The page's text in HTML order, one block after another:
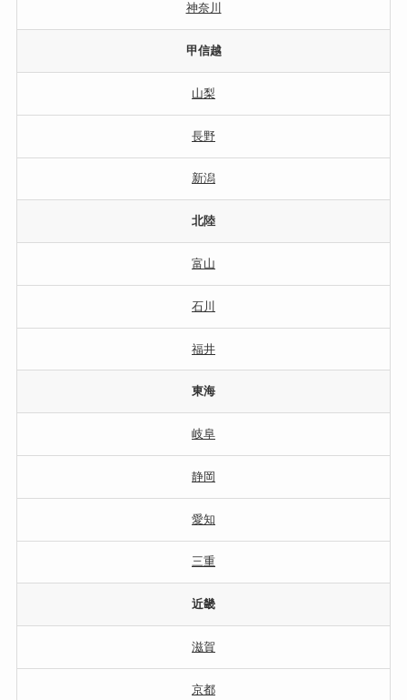
神奈川
甲信越
山梨
長野
新潟
北陸
富山
石川
福井
東海
岐阜
静岡
愛知
三重
近畿
滋賀
京都